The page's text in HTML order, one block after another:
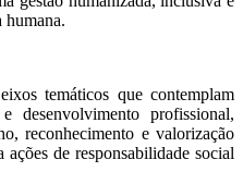
humana.
temáticos que contemplam
desenvolvimento profissional,
reconhecimento e valorização
de responsabilidade social